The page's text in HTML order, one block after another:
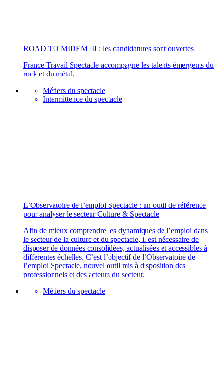
ROAD TO MIDEM III : les candidatures sont ouvertes
France Travail Spectacle accompagne les talents émergents du
rock et du métal.
Métiers du spectacle
Intermittence du spectacle
L’Observatoire de l’emploi Spectacle : un outil de référence
pour analyser le secteur Culture & Spectacle
Afin de mieux comprendre les dynamiques de l’emploi dans
le secteur de la culture et du spectacle, il est nécessaire de
disposer de données consolidées, actualisées et accessibles à
différentes échelles. C’est l’objectif de l’Observatoire de
l’emploi Spectacle, nouvel outil mis à disposition des
professionnels et des acteurs du secteur.
Métiers du spectacle